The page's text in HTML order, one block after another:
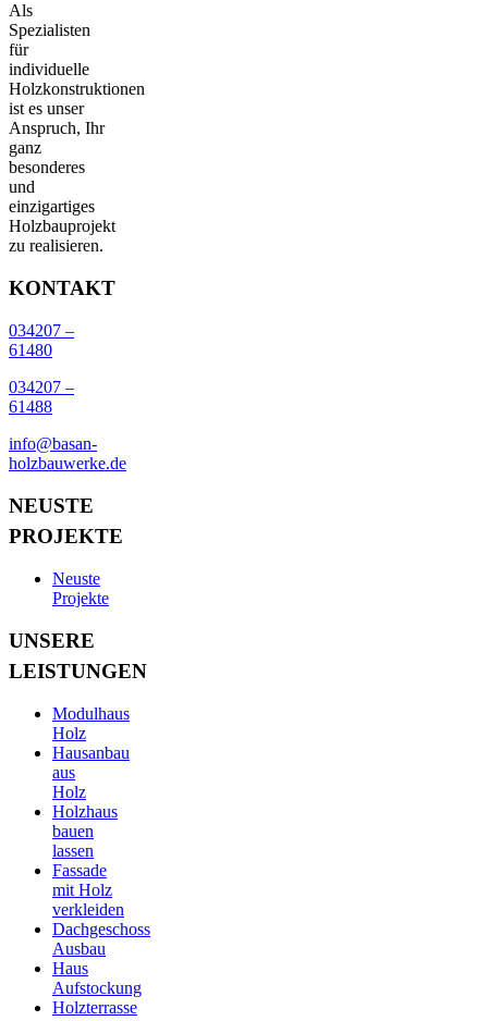
Als
Spezialisten
für
individuelle
Holzkonstruktionen
ist es unser
Anspruch, Ihr
ganz
besonderes
und
einzigartiges
Holzbauprojekt
zu realisieren.
KONTAKT
034207 –
61480
034207 –
61488
info@basan-
holzbauwerke.de
NEUSTE
PROJEKTE
Neuste
Projekte
UNSERE
LEISTUNGEN
Modulhaus
Holz
Hausanbau
aus
Holz
Holzhaus
bauen
lassen
Fassade
mit Holz
verkleiden
Dachgeschoss
Ausbau
Haus
Aufstockung
Holzterrasse